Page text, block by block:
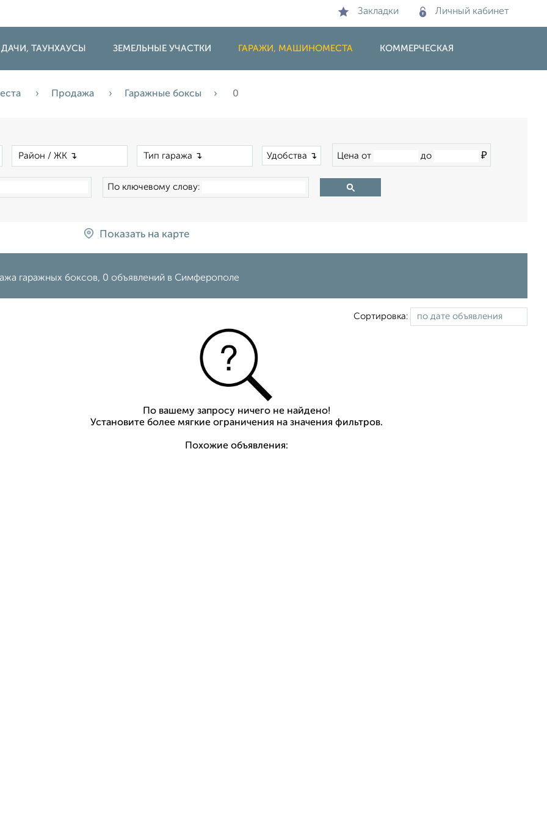
Закладки Личный кабинет
ТАУНХАУСЫ ЗЕМЕЛЬНЫЕ УЧАСТКИ ГАРАЖИ, МАШИНОМЕСТА КОММЕРЧЕСКАЯ
Продажа Гаражные боксы 0
Удобства ↴ Цена от до ₽
По ключевому слову:
Показать на карте
гаражных боксов, 0 объявлений в Симферополе
Сортировка:
По вашему запросу ничего не найдено!
Установите более мягкие ограничения на значения фильтров.
Похожие объявления: